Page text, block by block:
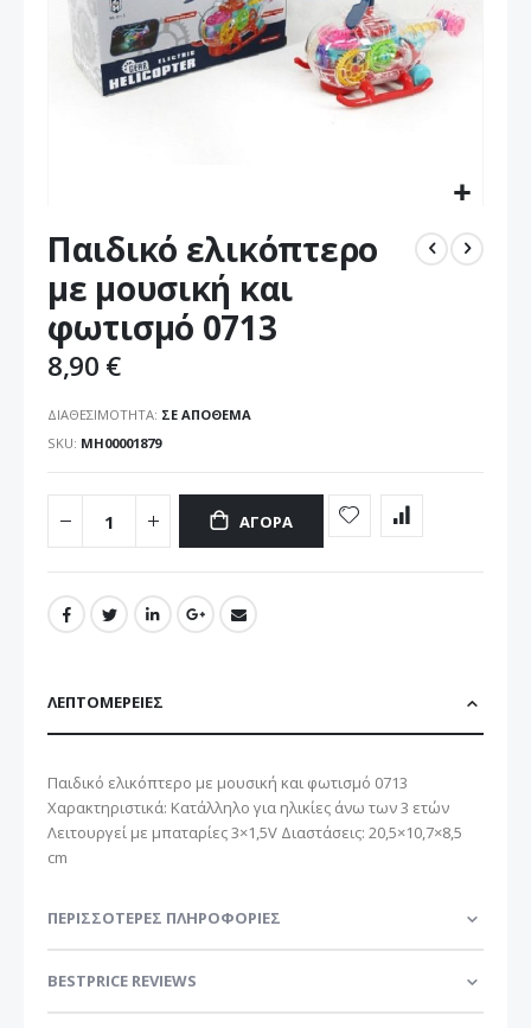
στην
αρχή
της
συλλογής
εικόνων
Παιδικό ελικόπτερο
με μουσική και
φωτισμό 0713
8,90 €
ΔΙΑΘΕΣΙΜΌΤΗΤΑ: ΣΕ ΑΠΌΘΕΜΑ
SKU ΜΗ00001879
ΑΓΟΡΆ
ΛΕΠΤΟΜΈΡΕΙΕΣ
Παιδικό ελικόπτερο με μουσική και φωτισμό 0713
Χαρακτηριστικά: Κατάλληλο για ηλικίες άνω των 3 ετών
Λειτουργεί με μπαταρίες 3×1,5V Διαστάσεις: 20,5×10,7×8,5
cm
ΠΕΡΙΣΣΌΤΕΡΕΣ ΠΛΗΡΟΦΟΡΊΕΣ
BESTPRICE REVIEWS